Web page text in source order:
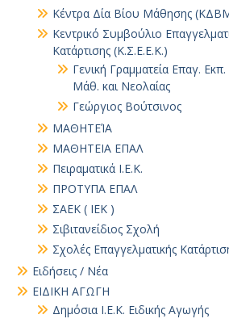
Κέντρα Δία Βίου Μάθησης
Κεντρικό Συμβούλιο
Κατάρτισης (Κ.Σ.Ε.Ε.Κ.)
Γενική Γραμματεία Επαγ.
Μάθ. και Νεολαίας
Γεώργιος Βούτσινος
ΜΑΘΗΤΕΊΑ
ΜΑΘΗΤΕΙΑ ΕΠΑΛ
Πειραματικά Ι.Ε.Κ.
ΠΡΟΤΥΠΑ ΕΠΑΛ
ΣΑΕΚ ( ΙΕΚ )
Σιβιτανείδιος Σχολή
Σχολές Επαγγελματικής
Ειδήσεις / Νέα
ΕΙΔΙΚΗ ΑΓΩΓΗ
Δημόσια Ι.Ε.Κ. Ειδικής Αγωγής